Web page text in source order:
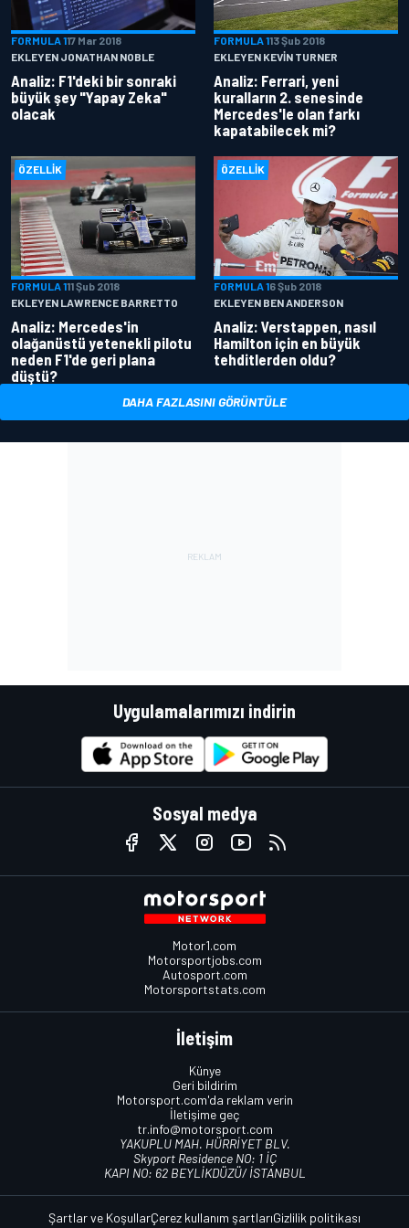
FORMULA 117 Mar 2018
EKLEYEN JONATHAN NOBLE
Analiz: F1'deki bir sonraki
büyük şey "Yapay Zeka"
olacak
FORMULA 113 Şub 2018
EKLEYEN KEVIN TURNER
Analiz: Ferrari, yeni
kuralların 2. senesinde
Mercedes'le olan farkı
kapatabilecek mi?
ÖZELLIK
FORMULA 111 Şub 2018
EKLEYEN LAWRENCE BARRETTO
Analiz: Mercedes'in
olağanüstü yetenekli pilotu
neden F1'de geri plana
düştü?
ÖZELLIK
FORMULA 16 Şub 2018
EKLEYEN BEN ANDERSON
Analiz: Verstappen, nasıl
Hamilton için en büyük
tehditlerden oldu?
DAHA FAZLASINI GÖRÜNTÜLE
Uygulamalarımızı indirin
Sosyal medya
Motor1.com
Motorsportjobs.com
Autosport.com
Motorsportstats.com
İletişim
Künye
Geri bildirim
Motorsport.com'da reklam verin
İletişime geç
tr.info@motorsport.com
YAKUPLU MAH. HÜRRİYET BLV.
Skyport Residence NO: 1 İÇ
KAPI NO: 62 BEYLİKDÜZÜ/ İSTANBUL
Şartlar ve KoşullarÇerez kullanım şartlarıGizlilik politikası